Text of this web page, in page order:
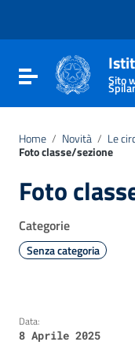
Vai al footer
Attiva / disattiva la
Sito
Home / Novità / Le
Foto classe/sezione
Foto
Categorie
Senza categoria
Data:
8 Aprile 2025